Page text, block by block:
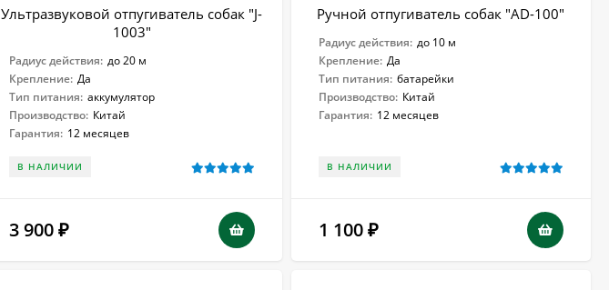
Ультразвуковой отпугиватель собак "J-
1003"
Радиус действия: до 20 м
Крепление: Да
Тип питания: аккумулятор
Производство: Китай
Гарантия: 12 месяцев
В НАЛИЧИИ
3 900₽
Ручной отпугиватель собак "AD-100"
Радиус действия: до 10 м
Крепление: Да
Тип питания: батарейки
Производство: Китай
Гарантия: 12 месяцев
В НАЛИЧИИ
1 100 ₽